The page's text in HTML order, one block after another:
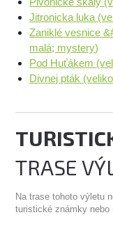
Jitronicka luka
Zaniklé vesnice
malá; mystery)
Pod Huťákem
Divnej pták
TRASE
Na trase tohoto výletu
turistické známky nebo